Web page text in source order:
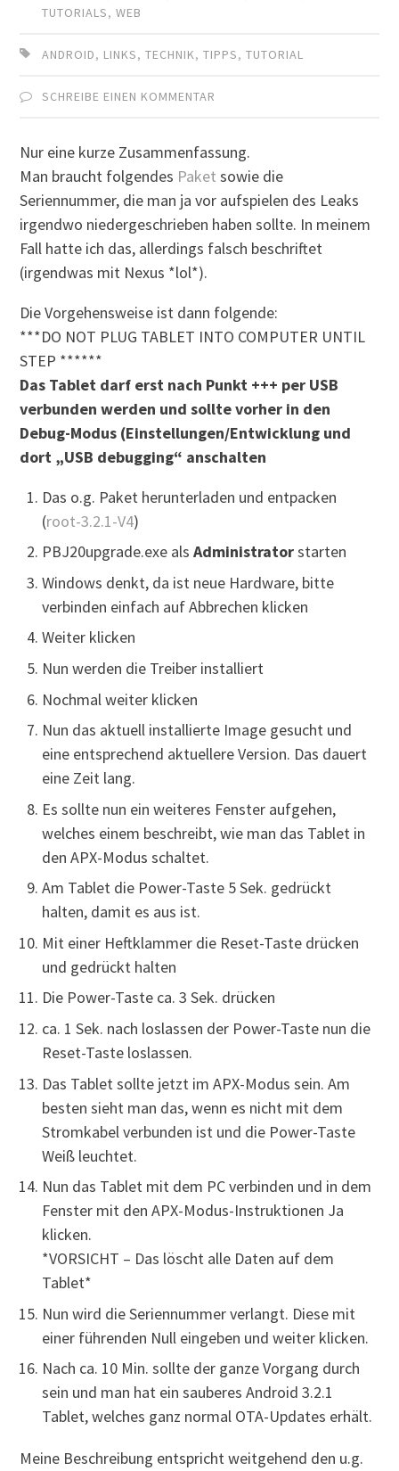
TUTORIALS,WEB
ANDROID, LINKS,TECHNIK,TIPPS,TUTORIAL
SCHREIBE EINEN KOMMENTAR
Nur eine kurze Zusammenfassung.
Man braucht folgendes Paket sowie die
Seriennummer, die man ja vor aufspielen des Leaks
irgendwo niedergeschrieben haben sollte. In meinem
Fall hatte ich das, allerdings falsch beschriftet
(irgendwas mit Nexus *lol*).
Die Vorgehensweise ist dann folgende:
***DO NOT PLUG TABLET INTO COMPUTER UNTIL
STEP ******
Das Tablet darf erst nach Punkt +++ per USB
verbunden werden und sollte vorher in den
Debug-Modus (Einstellungen/Entwicklung und
dort „USB debugging“ anschalten
Das o.g. Paket herunterladen und entpacken
(root-3.2.1-V4)
PBJ20upgrade.exe alsAdministratorstarten
Windows denkt, da ist neue Hardware, bitte
verbinden einfach auf Abbrechen klicken
Weiter klicken
Nun werden die Treiber installiert
Nochmal weiter klicken
Nun das aktuell installierte Image gesucht und
eine entsprechend aktuellere Version. Das dauert
eine Zeit lang.
Es sollte nun ein weiteres Fenster aufgehen,
welches einem beschreibt, wie man das Tablet in
den APX-Modus schaltet.
Am Tablet die Power-Taste 5 Sek. gedrückt
halten, damit es aus ist.
Mit einer Heftklammer die Reset-Taste drücken
und gedrückt halten
Die Power-Taste ca. 3 Sek. drücken
ca. 1 Sek. nach loslassen der Power-Taste nun die
Reset-Taste loslassen.
Das Tablet sollte jetzt im APX-Modus sein. Am
besten sieht man das, wenn es nicht mit dem
Stromkabel verbunden ist und die Power-Taste
Weiß leuchtet.
Nun das Tablet mit dem PC verbinden und in dem
Fenster mit den APX-Modus-Instruktionen Ja
klicken.
*VORSICHT – Das löscht alle Daten auf dem
Tablet*
Nun wird die Seriennummer verlangt. Diese mit
einer führenden Null eingeben und weiter klicken.
Nach ca. 10 Min. sollte der ganze Vorgang durch
sein und man hat ein sauberes Android 3.2.1
Tablet, welches ganz normal OTA-Updates erhält.
Meine Beschreibung entspricht weitgehend den u.g.